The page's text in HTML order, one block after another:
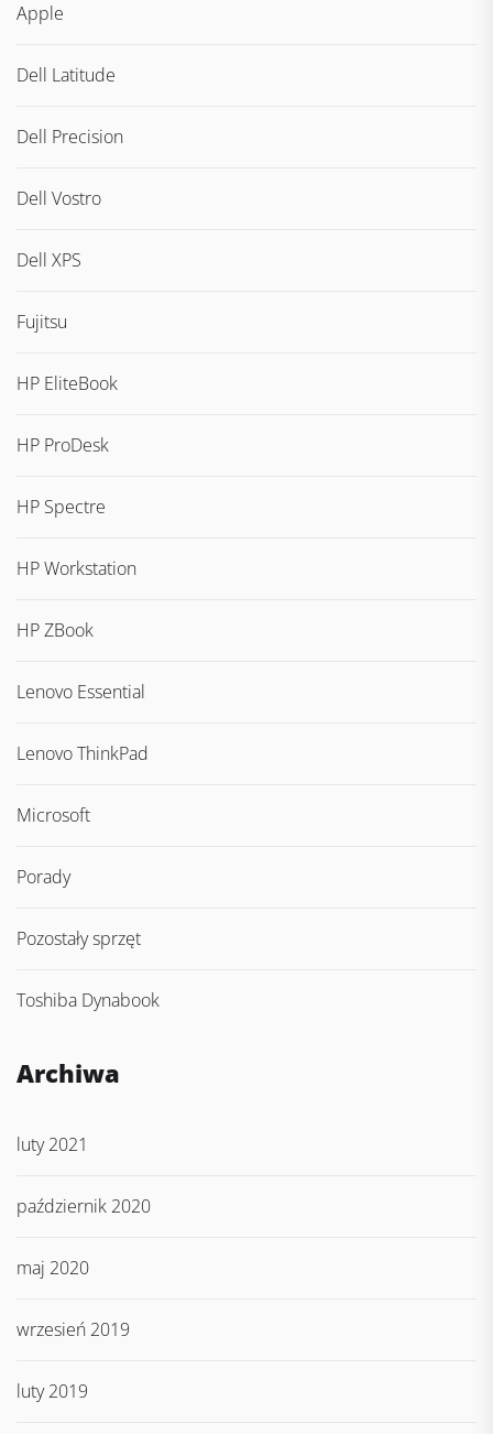
Apple
Dell Latitude
Dell Precision
Dell Vostro
Dell XPS
Fujitsu
HP EliteBook
HP ProDesk
HP Spectre
HP Workstation
HP ZBook
Lenovo Essential
Lenovo ThinkPad
Microsoft
Porady
Pozostały sprzęt
Toshiba Dynabook
Archiwa
luty 2021
październik 2020
maj 2020
wrzesień 2019
luty 2019